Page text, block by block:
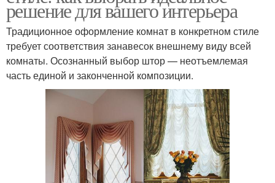
решение для вашего интерьера
Традиционное оформление комнат в конкретном стиле
требует соответствия занавесок внешнему виду всей
комнаты. Осознанный выбор штор — неотъемлемая
часть единой и законченной композиции.